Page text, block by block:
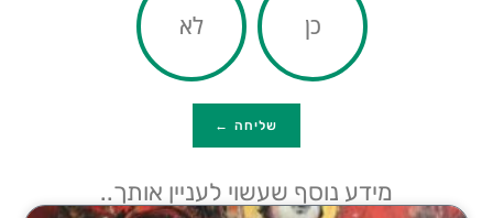
כן לא
שליחה ←
מידע נוסף שעשוי לעניין אותך..